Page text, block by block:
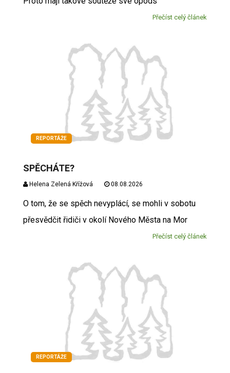
Přečíst celý článek
REPORTÁŽE
SPĚCHÁTE?
Helena Zelená Křížová 08.08.2026
O tom, že se spěch nevyplácí, se mohli v sobotu
přesvědčit řidiči v okolí Nového Města na Mor
Přečíst celý článek
REPORTÁŽE